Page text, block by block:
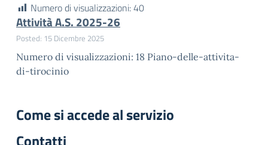
Numero di visualizzazioni:40
Attività A.S. 2025-26
Posted: 15 Dicembre 2025
Numero di visualizzazioni: 18 Piano-delle-attivita-
di-tirocinio
Come si accede al servizio
Contatti